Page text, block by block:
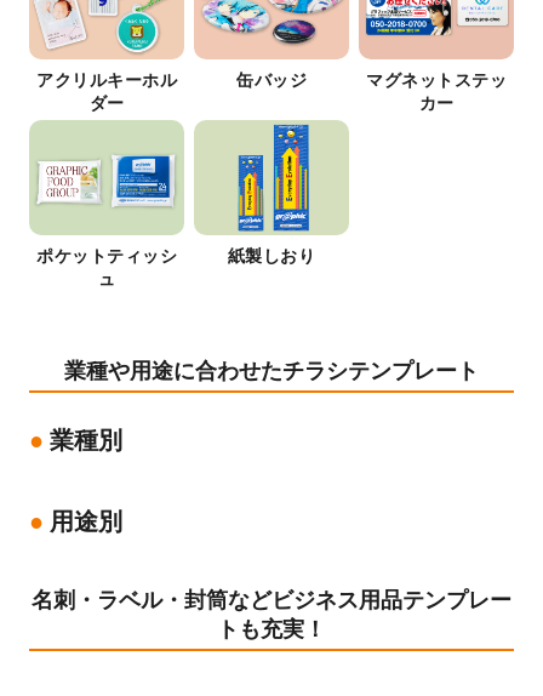
アクリルキーホル
ダー
缶バッジ
マグネットステッ
カー
ポケットティッシ
ュ
紙製しおり
業種や用途に合わせたチラシテンプレート
業種別
用途別
名刺・ラベル・封筒などビジネス用品テンプレー
トも充実！